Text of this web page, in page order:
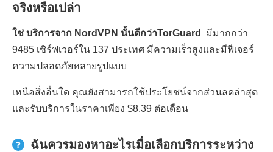
จริงหรือเปล่า
ใช่ บริการจาก NordVPN นั้นดีกว่าTorGuard
มีมากกว่า
9485 เซิร์ฟเวอร์ใน 137 ประเทศ มีความเร็วสูงและมีฟีเจอร์
ความปลอดภัยหลายรูปแบบ
เหนือสิ่งอื่นใด คุณยังสามารถใช้ประโยชน์จากส่วนลดล่าสุด
และรับบริการในราคาเพียง $8.39 ต่อเดือน
ฉันควรมองหาอะไรเมื่อเลือกบริการระหว่าง